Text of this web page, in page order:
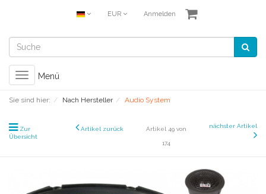
EUR Anmelden
Toggle
navigation
Menü
Sie sind hier: Nach Hersteller Audio System
Zur
Übersicht
Artikel zurück Artikel 49 von
174
nächster Artikel